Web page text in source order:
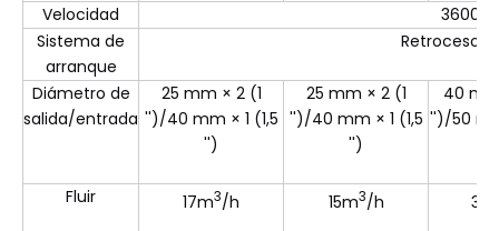
Velocidad
3600
Sistema de
arranque
Retroceso/
Diámetro de
salida/entrada
25 mm × 2 (1
'')/40 mm × 1 (1,5
'')
25 mm × 2 (1
'')/40 mm × 1 (1,5
'')
40
'')/50
Fluir 17m3/h 15m3/h